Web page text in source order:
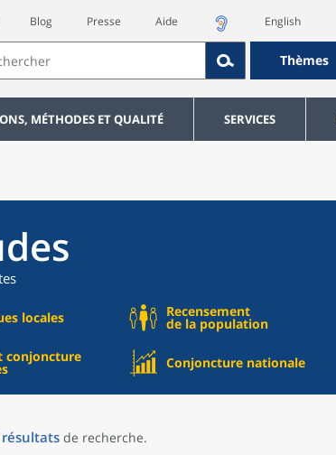
Blog Presse Aide English
Thèmes
MÉTHODES ET QUALITÉ SERVICES
locales Recensement
de la population
conjoncture Conjoncture nationale
résultats de recherche.